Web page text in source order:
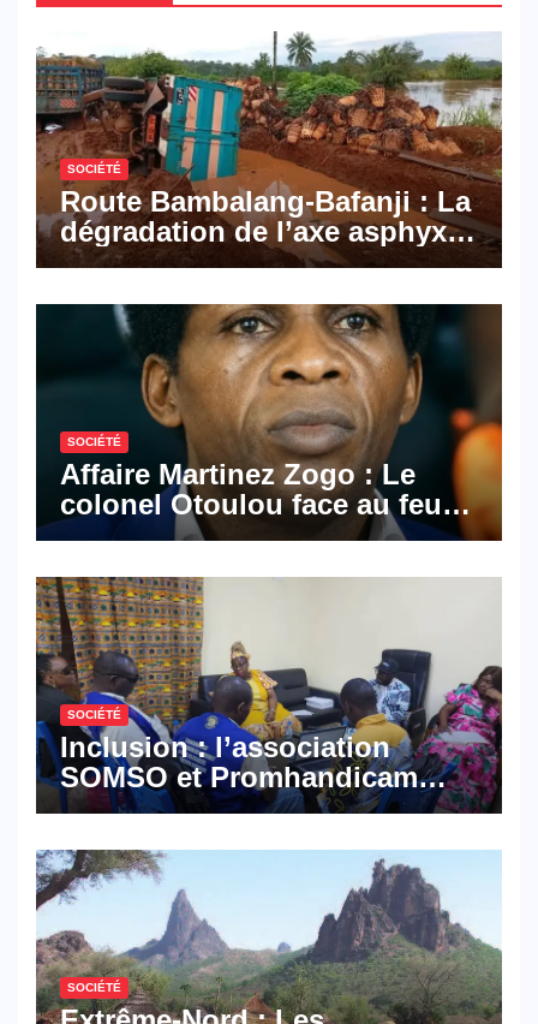
SOCIÉTÉ
Route Bambalang-Bafanji : La
dégradation de l’axe asphyxie
les activités économiques
SOCIÉTÉ
Affaire Martinez Zogo : Le
colonel Otoulou face au feu
croisé des avocats de la
SOCIÉTÉ
Inclusion : l’association
SOMSO et Promhandicam
militent en faveur d’une
hôtellerie-restauration
SOCIÉTÉ